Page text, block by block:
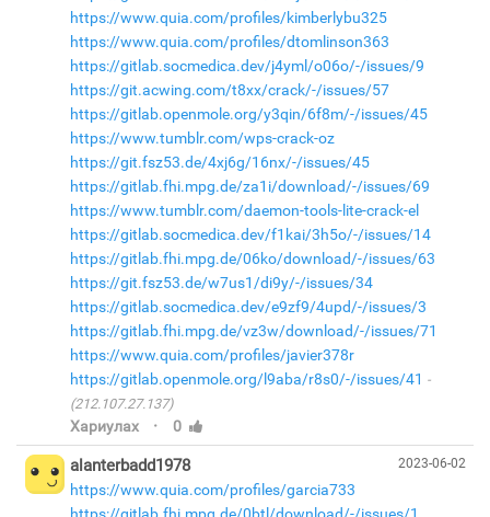
https://www.quia.com/profiles/kimberlybu325
https://www.quia.com/profiles/dtomlinson363
https://gitlab.socmedica.dev/j4yml/o06o/-/issues/9
https://git.acwing.com/t8xx/crack/-/issues/57
https://gitlab.openmole.org/y3qin/6f8m/-/issues/45
https://www.tumblr.com/wps-crack-oz
https://git.fsz53.de/4xj6g/16nx/-/issues/45
https://gitlab.fhi.mpg.de/za1i/download/-/issues/69
https://www.tumblr.com/daemon-tools-lite-crack-el
https://gitlab.socmedica.dev/f1kai/3h5o/-/issues/14
https://gitlab.fhi.mpg.de/06ko/download/-/issues/63
https://git.fsz53.de/w7us1/di9y/-/issues/34
https://gitlab.socmedica.dev/e9zf9/4upd/-/issues/3
https://gitlab.fhi.mpg.de/vz3w/download/-/issues/71
https://www.quia.com/profiles/javier378r
https://gitlab.openmole.org/l9aba/r8s0/-/issues/41
(212.107.27.137)
Хариулах · 0
2023-06-02
alanterbadd1978
https://www.quia.com/profiles/garcia733